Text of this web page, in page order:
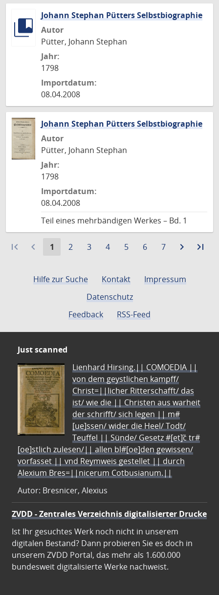
Johann Stephan Pütters Selbstbiographie
Autor
Pütter, Johann Stephan
Jahr:
1798
Importdatum:
08.04.2008
Johann Stephan Pütters Selbstbiographie
Autor
Pütter, Johann Stephan
Jahr:
1798
Importdatum:
08.04.2008
Teil eines mehrbändigen Werkes – Bd. 1
first_page navigate_before
Aktuelle
1
Gehe
2
Gehe
3
Gehe
4
Gehe
5
Gehe
6
Gehe
7 navigate_next
Zurlast_page
Hilfe zur Suche
Kontakt
Impressum
Datenschutz
Feedback
RSS-Feed
Just scanned
Lienhard Hirsing.|| COMOEDIA ||
von dem geystlichen kampff/
Christ=||licher Ritterschafft/ das
ist/ wie die || Christen aus warheit
der schrifft/ sich legen || m#
[ue]ssen/ wider die Heel/ Todt/
Teuffel || Sünde/ Gesetz #[et]c̃ tr#
[oe]stlich zulesen/|| allen bl#[oe]den gewissen/
vorfasset || vnd Reymweis gestellet || durch
Alexium Bres=||nicerum Cotbusianum.||
Autor: Bresnicer, Alexius
ZVDD - Zentrales Verzeichnis digitalisierter Drucke
Ist Ihr gesuchtes Werk noch nicht in unserem
digitalen Bestand? Dann probieren Sie es doch in
unserem ZVDD Portal, das mehr als 1.600.000
bundesweit digitalisierte Werke nachweist.